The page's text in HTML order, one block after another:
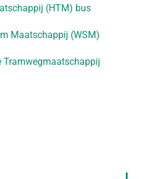
(HTM) bus
Maatschappij (WSM)
Tramwegmaatschappij